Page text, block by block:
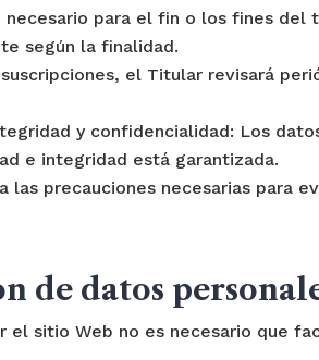
para el fin o los fines del
según la finalidad.
el Titular revisará
y confidencialidad: Los
e integridad está garantizada.
las precauciones necesarias para
de datos
el sitio Web no es necesario que